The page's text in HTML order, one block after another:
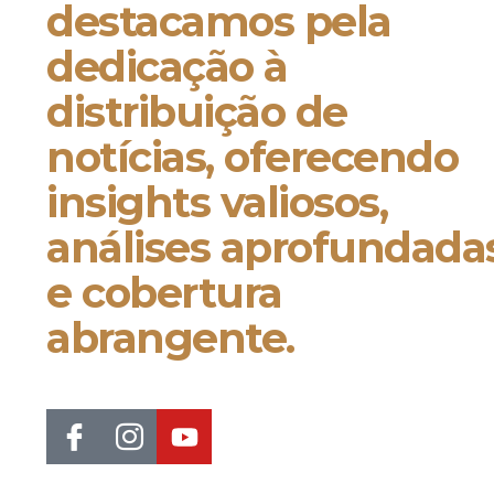
destacamos pela
dedicação à
distribuição de
notícias, oferecendo
insights valiosos,
análises
e cobertura
abrangente.